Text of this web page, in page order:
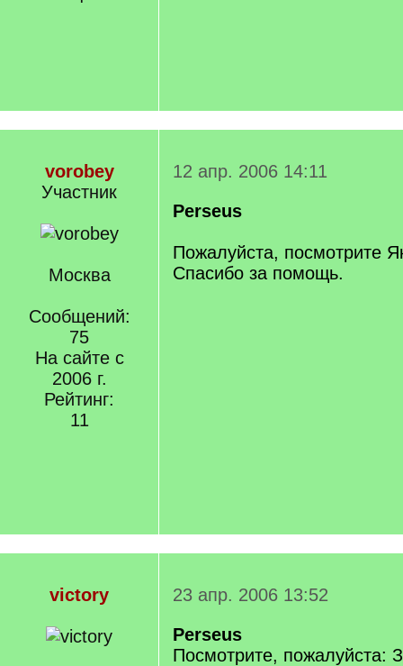
vorobey
Участник
Москва
Сообщений:
75
На сайте с
2006 г.
Рейтинг:
11
12 апр. 2006 14:11
Perseus
Пожалуйста, посмотрите
Спасибо за помощь.
victory
23 апр. 2006 13:52
Perseus
Посмотрите, пожалуйста: